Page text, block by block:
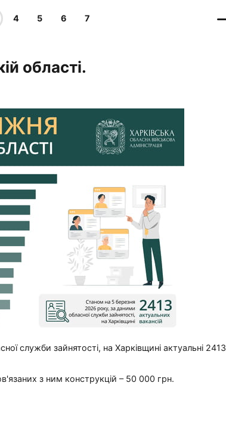
4 5 6 7
області.
служби зайнятості, на Харківщині актуальні 2413
з ним конструкцій – 50 000 грн.